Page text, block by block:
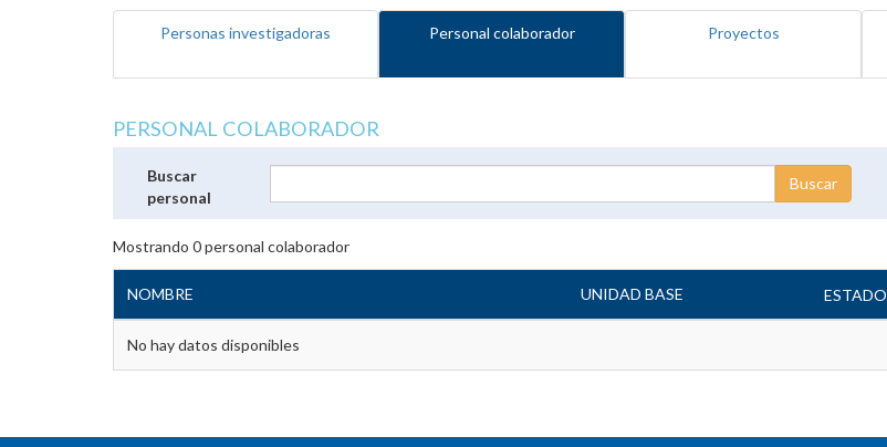
Personas investigadoras Personal colaborador Proyectos
PERSONAL COLABORADOR
Buscar
personal
Mostrando 0personal colaborador
NOMBRE UNIDAD BASE ESTADO
No hay datos disponibles